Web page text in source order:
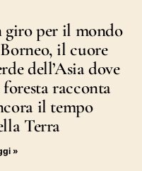
giro per il mondo
il cuore
dell’Asia dove
racconta
il tempo
Terra
»